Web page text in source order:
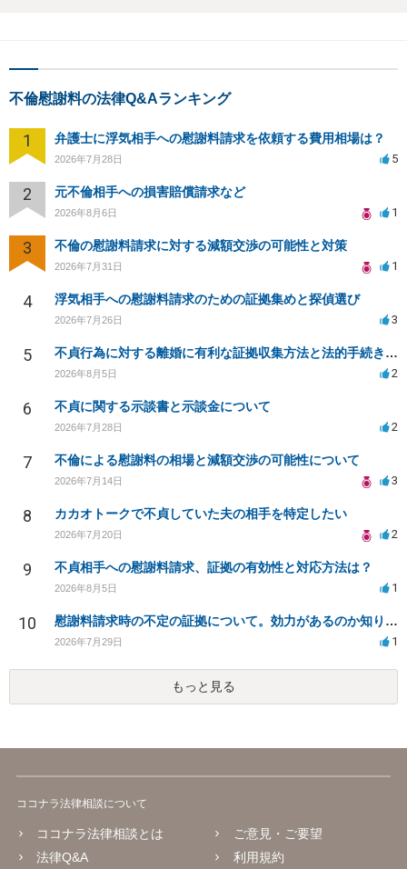
不倫慰謝料の法律Q&Aランキング
1 弁護士に浮気相手への慰謝料請求を依頼する費用相場は？
2026年7月28日 5
2 元不倫相手への損害賠償請求など
2026年8月6日 1
3 不倫の慰謝料請求に対する減額交渉の可能性と対策
2026年7月31日 1
4 浮気相手への慰謝料請求のための証拠集めと探偵選び
2026年7月26日 3
5 不貞行為に対する離婚に有利な証拠収集方法と法的手続きについて
2026年8月5日 2
6 不貞に関する示談書と示談金について
2026年7月28日 2
7 不倫による慰謝料の相場と減額交渉の可能性について
2026年7月14日 3
8 カカオトークで不貞していた夫の相手を特定したい
2026年7月20日 2
9 不貞相手への慰謝料請求、証拠の有効性と対応方法は？
2026年8月5日 1
10 慰謝料請求時の不定の証拠について。効力があるのか知りたい。
2026年7月29日 1
もっと見る
ココナラ法律相談について
ココナラ法律相談とは
法律Q&A
ご意見・ご要望
利用規約